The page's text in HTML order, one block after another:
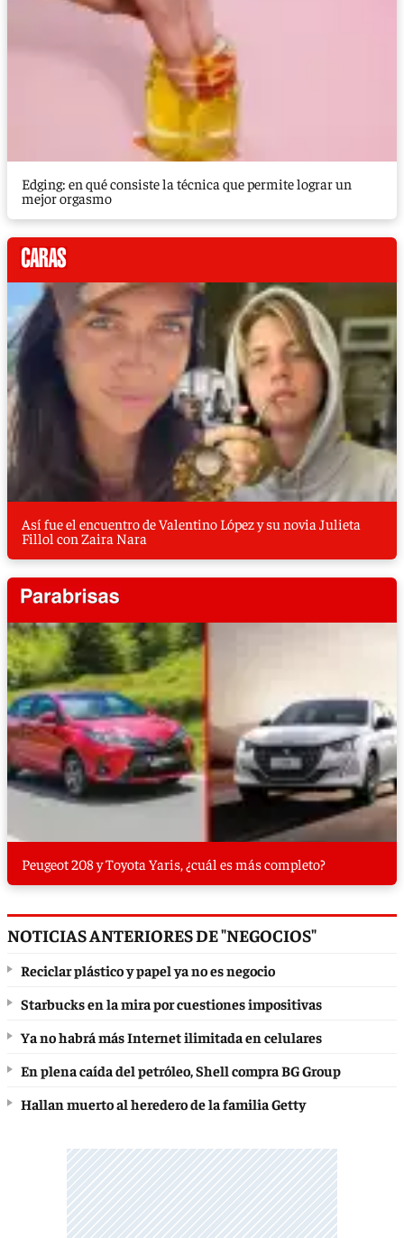
Edging: en qué consiste la técnica que permite lograr un
mejor orgasmo
Así fue el encuentro de Valentino López y su novia Julieta
Fillol con Zaira Nara
Peugeot 208 y Toyota Yaris, ¿cuál es más completo?
NOTICIAS ANTERIORES DE "NEGOCIOS"
Reciclar plástico y papel ya no es negocio
Starbucks en la mira por cuestiones impositivas
Ya no habrá más Internet ilimitada en celulares
En plena caída del petróleo, Shell compra BG Group
Hallan muerto al heredero de la familia Getty